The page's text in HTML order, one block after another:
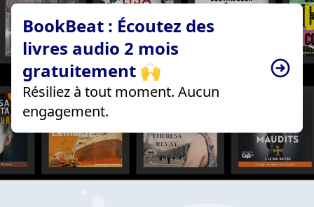
BookBeat : Écoutez des
livres audio 2 mois
gratuitement 🙌
Résiliez à tout moment. Aucun
engagement.